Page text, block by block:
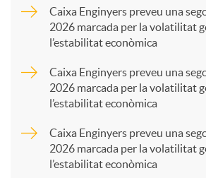
a
Caixa Enginyers preveu una
2026 marcada per la volatilitat
l’estabilitat econòmica
Caixa Enginyers preveu una
2026 marcada per la volatilitat
l’estabilitat econòmica
Caixa Enginyers preveu una
2026 marcada per la volatilitat
l’estabilitat econòmica